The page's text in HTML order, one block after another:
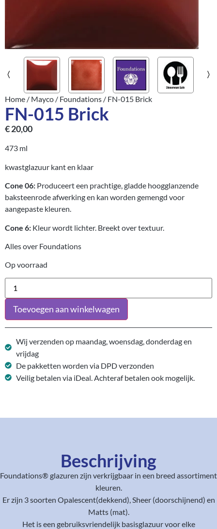
Home / Mayco / Foundations / FN-015 Brick
FN-015 Brick
€20,00
473 ml
kwastglazuur kant en klaar
Cone 06: Produceert een prachtige, gladde hoogglanzende
baksteenrode afwerking en kan worden gemengd voor
aangepaste kleuren.
Cone 6: Kleur wordt lichter. Breekt over textuur.
Alles over Foundations
Op voorraad
Toevoegen aan winkelwagen
Wij verzenden op maandag, woensdag, donderdag en
vrijdag
De pakketten worden via DPD verzonden
Veilig betalen via iDeal. Achteraf betalen ook mogelijk.
Beschrijving
Foundations® glazuren zijn verkrijgbaar in een breed assortiment
kleuren.
Er zijn 3 soorten Opalescent(dekkend), Sheer (doorschijnend) en
Matts (mat).
Het is een gebruiksvriendelijk basisglazuur voor elke